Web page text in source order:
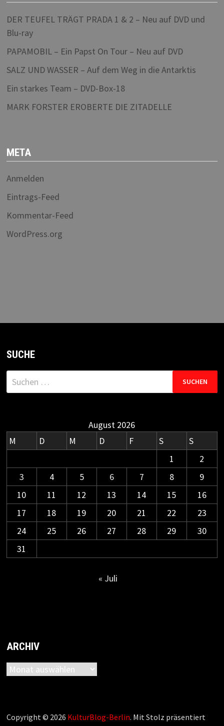
DER TEUFEL TRÄGT PRADA 1 & 2 – Neu auf DVD und
Blu-ray
PAPAMOBIL – Ein Papst On Tour – Neu auf DVD
SALZ UND WASSER – Auf dem Weg in die Antarktis
Ein starkes Team – DVD-Box-18
MARK FORSTER EROBERTE DIE ZITADELLE
META
Anmelden
Eintrags-Feed
Kommentar-Feed
WordPress.org
SUCHE
Suchen
nach:
August 2026
M
D M D F S
S
1
2
3
4 5 6 7 8
9
10
11 12 13 14 15
16
17
18 19 20 21 22
23
24
25 26 27 28 29
30
31
« Juli
ARCHIV
Archiv
Copyright © 2026 KulturBlog-Berlin. Mit Stolz präsentiert